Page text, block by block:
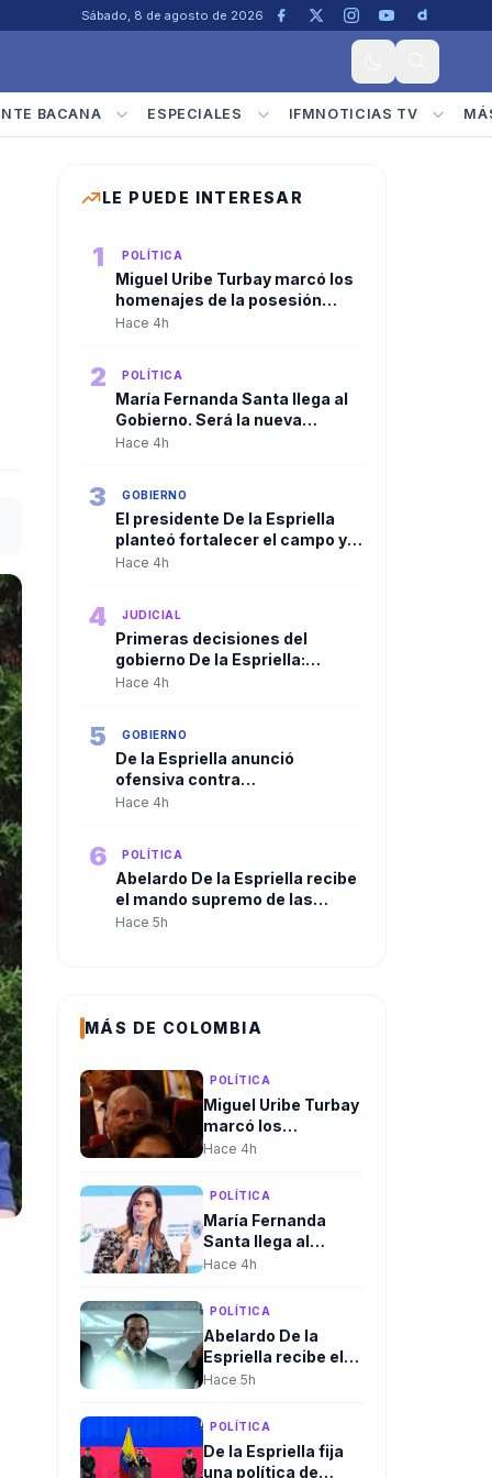
Sábado, 8 de agosto de 2026
BACANA ESPECIALES IFMNOTICIAS TV
LE PUEDE INTERESAR
1 POLÍTICA
Miguel Uribe Turbay marcó los
homenajes de la posesión
presidencial de Abelardo De la
Hace 4h
2 POLÍTICA
María Fernanda Santa llega al
Gobierno. Será la nueva
viceministra de
Hace 4h
3 GOBIERNO
El presidente De la Espriella
planteó fortalecer el campo y
ampliar la presencia del Estado
Hace 4h
4 JUDICIAL
Primeras decisiones del
gobierno De la Espriella:
Trasladan a más de 100
Hace 4h
5 GOBIERNO
De la Espriella anunció
ofensiva contra
organizaciones criminales y
Hace 4h
6 POLÍTICA
Abelardo De la Espriella recibe
el mando supremo de las
Fuerzas Militares en solemne
Hace 5h
MÁS DE COLOMBIA
POLÍTICA
Miguel Uribe Turbay
marcó los
homenajes de la
presidencial de
Espriella
Hace 4h
POLÍTICA
María Fernanda
Santa llega al
Gobierno. Será la
de Infraestructura
Hace 4h
POLÍTICA
Abelardo De la
Espriella recibe el
mando supremo de
Militares en
solemne ceremonia
de reconocimiento
Hace 5h
POLÍTICA
De la Espriella fija
una política de